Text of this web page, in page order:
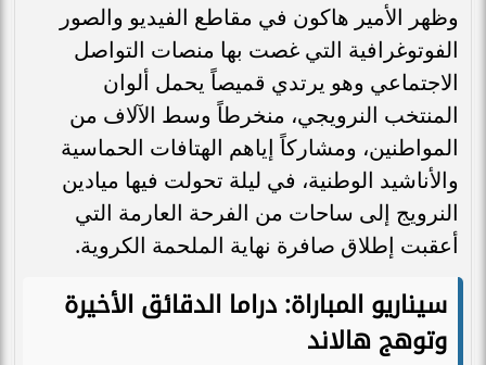
وظهر الأمير هاكون في مقاطع الفيديو والصور
الفوتوغرافية التي غصت بها منصات التواصل
الاجتماعي وهو يرتدي قميصاً يحمل ألوان
المنتخب النرويجي، منخرطاً وسط الآلاف من
المواطنين، ومشاركاً إياهم الهتافات الحماسية
والأناشيد الوطنية، في ليلة تحولت فيها ميادين
النرويج إلى ساحات من الفرحة العارمة التي
أعقبت إطلاق صافرة نهاية الملحمة الكروية.
سيناريو المباراة: دراما الدقائق الأخيرة
وتوهج هالاند